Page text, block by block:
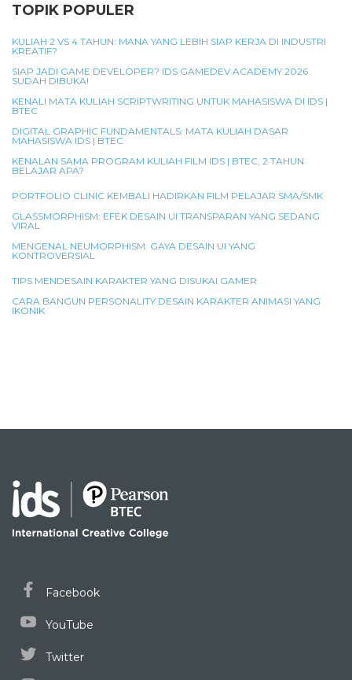
TOPIK POPULER
KULIAH 2 VS 4 TAHUN: MANA YANG LEBIH SIAP KERJA DI INDUSTRI
KREATIF?
SIAP JADI GAME DEVELOPER? IDS GAMEDEV ACADEMY 2026
SUDAH DIBUKA!
KENALI MATA KULIAH SCRIPTWRITING UNTUK MAHASISWA DI IDS |
BTEC
DIGITAL GRAPHIC FUNDAMENTALS: MATA KULIAH DASAR
MAHASISWA IDS | BTEC
KENALAN SAMA PROGRAM KULIAH FILM IDS | BTEC, 2 TAHUN
BELAJAR APA?
PORTFOLIO CLINIC KEMBALI HADIRKAN FILM PELAJAR SMA/SMK
GLASSMORPHISM: EFEK DESAIN UI TRANSPARAN YANG SEDANG
VIRAL
MENGENAL NEUMORPHISM: GAYA DESAIN UI YANG
KONTROVERSIAL
TIPS MENDESAIN KARAKTER YANG DISUKAI GAMER
CARA BANGUN PERSONALITY DESAIN KARAKTER ANIMASI YANG
IKONIK
Facebook
YouTube
Twitter